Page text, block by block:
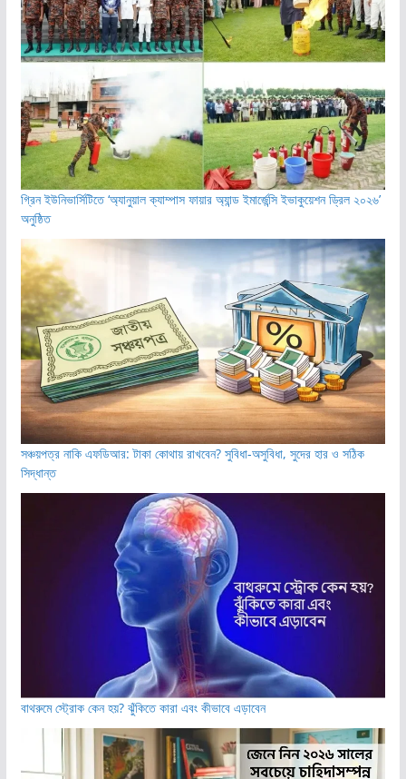
গ্রিন ইউনিভার্সিটিতে ‘অ্যানুয়াল ক্যাম্পাস ফায়ার অ্যান্ড ইমার্জেন্সি ইভাকুয়েশন ড্রিল ২০২৬’
অনুষ্ঠিত
সঞ্চয়পত্র নাকি এফডিআর: টাকা কোথায় রাখবেন? সুবিধা-অসুবিধা, সুদের হার ও সঠিক
সিদ্ধান্ত
বাথরুমে স্ট্রোক কেন হয়? ঝুঁকিতে কারা এবং কীভাবে এড়াবেন